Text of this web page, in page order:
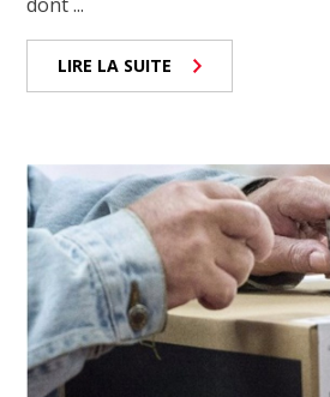
LIRE LA SUITE